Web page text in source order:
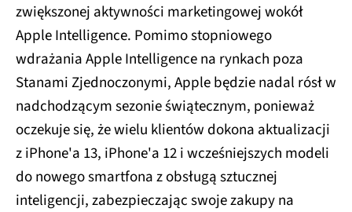
zwiększonej aktywności marketingowej wokół
Apple Intelligence. Pomimo stopniowego
wdrażania Apple Intelligence na rynkach poza
Stanami Zjednoczonymi, Apple będzie nadal rósł w
nadchodzącym sezonie świątecznym, ponieważ
oczekuje się, że wielu klientów dokona aktualizacji
z iPhone'a 13, iPhone'a 12 i wcześniejszych modeli
do nowego smartfona z obsługą sztucznej
inteligencji, zabezpieczając swoje zakupy na